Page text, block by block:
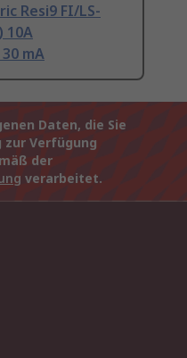
Resi9 FI/LS-
10A
mA
Daten, die Sie
zur Verfügung
der
verarbeitet.